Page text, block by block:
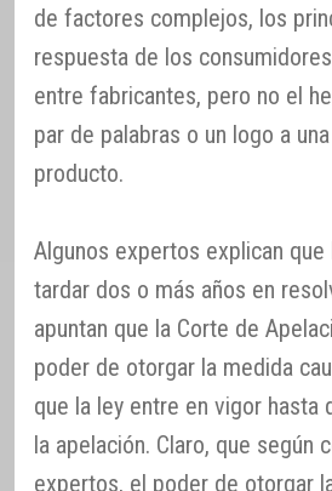
de factores complejos, los
respuesta de los
entre fabricantes, pero no el
par de palabras o un logo a
producto.
Algunos expertos explican que
tardar dos o más años en
apuntan que la Corte de
poder de otorgar la medida
que la ley entre en vigor hasta
la apelación. Claro, que según
expertos, el poder de otorgar